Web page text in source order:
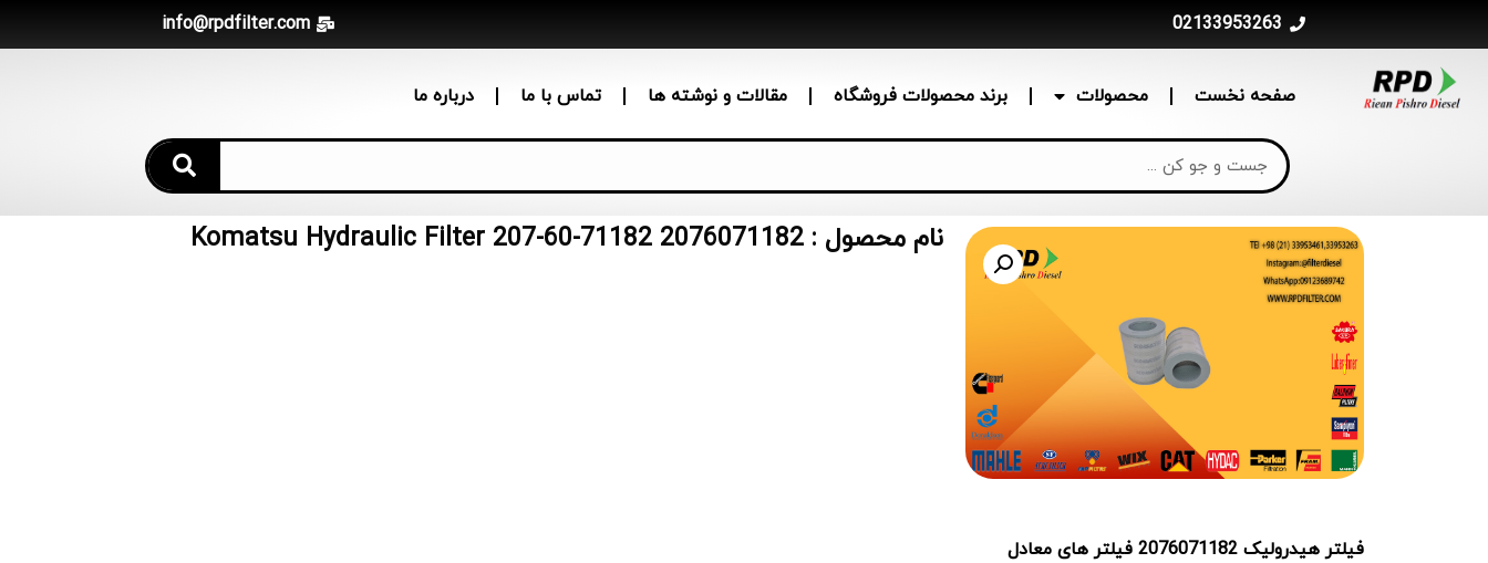
02133953263
info@rpdfilter.com
صفحه نخست محصولات برند محصولات فروشگاه مقالات و نوشته ها تماس با ما درباره ما
نام محصول : Komatsu Hydraulic Filter 207-60-71182 2076071182
فیلتر هیدرولیک 2076071182 فیلتر های معادل